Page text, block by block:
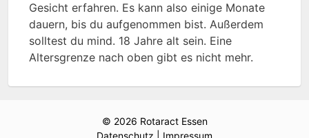
Gesicht erfahren. Es kann also einige Monate
dauern, bis du aufgenommen bist. Außerdem
solltest du mind. 18 Jahre alt sein. Eine
Altersgrenze nach oben gibt es nicht mehr.
© 2026 Rotaract Essen
Datenschutz
Impressum